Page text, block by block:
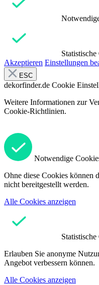
Akzeptieren Einstellungen
ESC
dekorfinder.de Cookie
Weitere Informationen zur
Cookie-Richtlinien.
Notwendige
Ohne diese Cookies können
nicht bereitgestellt werden.
Alle Cookies anzeigen
Erlauben Sie anonyme
Angebot verbessern können.
Alle Cookies anzeigen